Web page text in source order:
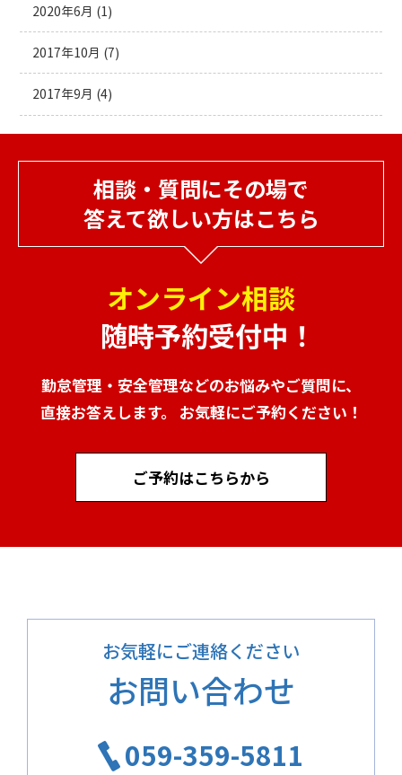
2020年6月 (1)
2017年10月 (7)
2017年9月 (4)
相談・質問にその場で
答えて欲しい方はこちら
オンライン相談
随時予約受付中！
勤怠管理・安全管理などのお悩みやご質問に、
直接お答えします。 お気軽にご予約ください！
ご予約はこちらから
お気軽にご連絡ください
お問い合わせ
059-359-5811